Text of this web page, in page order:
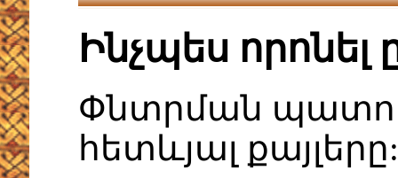
Ինչպես
Փնտրման
հետևյալ քայլերը: